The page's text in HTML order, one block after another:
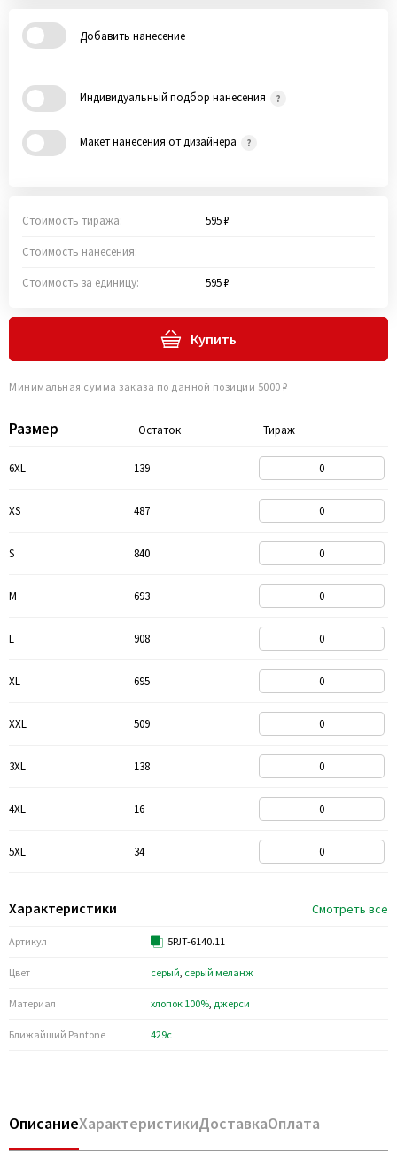
Размер Остаток Тираж
6XL 139
XS 487
S 840
M 693
L 908
XL 695
XXL 509
3XL 138
4XL 16
5XL 34
Характеристики Смотреть все
Артикул 5PJT-6140.11
Цвет серый, серый меланж
Материал хлопок 100%, джерси
Ближайший Pantone 429c
Добавить нанесение
Индивидуальный подбор нанесения
Макет нанесения от дизайнера
Стоимость тиража: 595 ₽
Стоимость нанесения:
Стоимость за единицу: 595 ₽
Купить
Минимальная сумма заказа по данной позиции 5000 ₽
ОписаниеХарактеристикиДоставкаОплата